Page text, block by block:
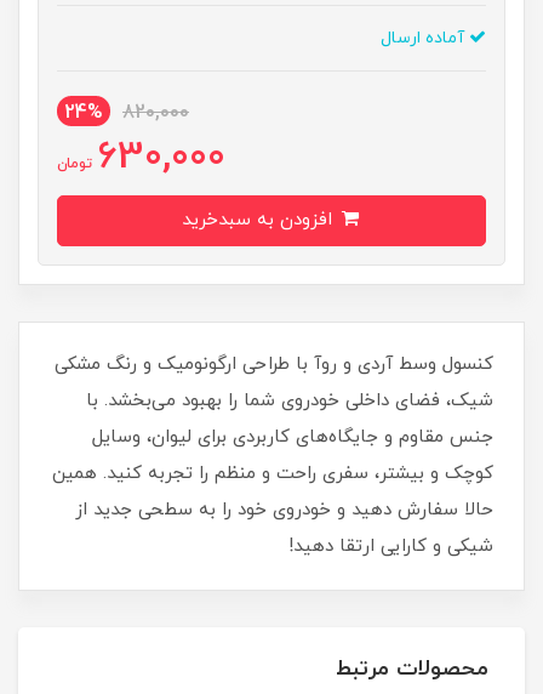
آماده ارسال
820,000
24%
630,000 تومان
کنسول وسط آردی و روآ با طراحی ارگونومیک و رنگ مشکی
شیک، فضای داخلی خودروی شما را بهبود می‌بخشد. با
جنس مقاوم و جایگاه‌های کاربردی برای لیوان، وسایل
کوچک و بیشتر، سفری راحت و منظم را تجربه کنید. همین
حالا سفارش دهید و خودروی خود را به سطحی جدید از
شیکی و کارایی ارتقا دهید!
محصولات مرتبط